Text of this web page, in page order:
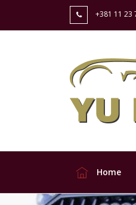
+381 11 23
Home